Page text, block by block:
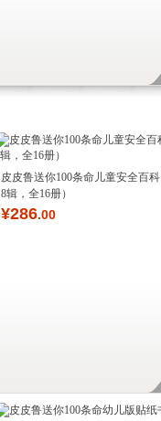
皮皮鲁送你100条命儿童安全百
8辑，全16册）
¥286.00